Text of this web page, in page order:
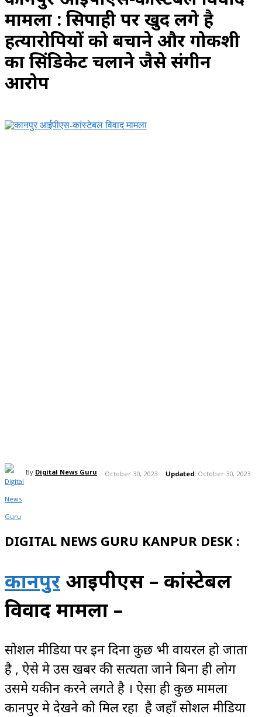
मामला : सिपाही पर खुद लगे है
हत्यारोपियों को बचाने और गोकशी
का सिंडिकेट चलाने जैसे संगीन
आरोप
By Digital News Guru October 30, 2023 Updated: October 30, 2023
DIGITAL NEWS GURU KANPUR DESK :
कानपुर आईपीएस – कांस्टेबल
विवाद मामला –
सोशल मीडिया पर इन दिनों कुछ भी वायरल हो जाता
है , ऐसे मे उस खबर की सत्यता जाने बिना ही लोग
उसमे यकीन करने लगते है । ऐसा ही कुछ मामला
कानपुर मे देखने को मिल रहा है जहाँ सोशल मीडिया